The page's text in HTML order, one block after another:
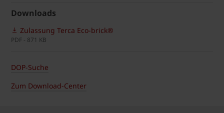
Downloads
Zulassung Terca Eco-brick®
PDF - 871 KB
DOP-Suche
Zum Download-Center